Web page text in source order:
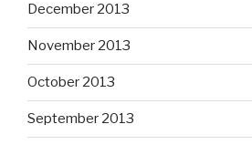
December 2013
November 2013
October 2013
September 2013